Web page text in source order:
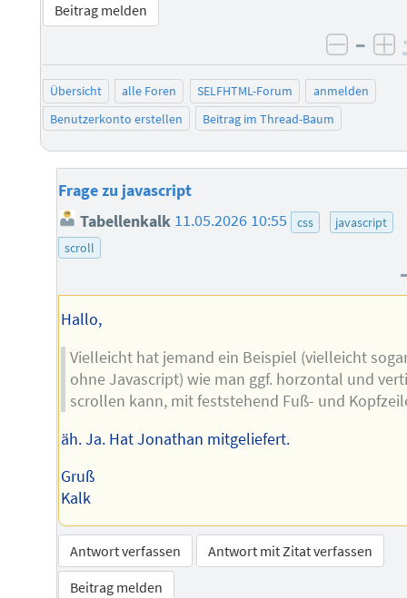
Beitrag melden
–
Übersicht alle Foren SELFHTML-Forum
anmelden
Benutzerkonto erstellen
Beitrag im Thread-Baum
Frage zu javascript
Tabellenkalk 11.05.2026 10:55 css
javascript
scroll
Hallo,
Vielleicht hat jemand ein Beispiel (vielleicht
ohne Javascript) wie man ggf. horzontal und
scrollen kann, mit feststehend Fuß- und
äh. Ja. Hat Jonathan mitgeliefert.
Gruß
Kalk
Antwort verfassen
Antwort mit Zitat verfassen
Beitrag melden